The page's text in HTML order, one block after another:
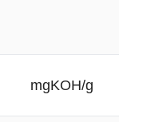
mgKOH/g